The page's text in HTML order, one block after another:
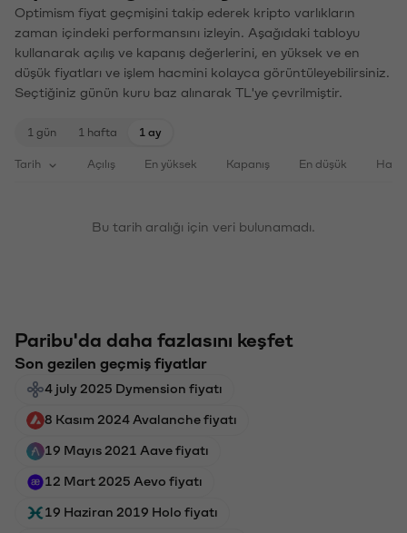
Optimism fiyat geçmişini takip ederek kripto varlıkların
zaman içindeki performansını izleyin. Aşağıdaki tabloyu
kullanarak açılış ve kapanış değerlerini, en yüksek ve en
düşük fiyatları ve işlem hacmini kolayca görüntüleyebilirsiniz.
Seçtiğiniz günün kuru baz alınarak TL'ye çevrilmiştir.
1 gün 1 hafta 1 ay
Tarih Açılış En yüksek Kapanış En düşük
Bu tarih aralığı için veri bulunamadı.
Paribu'da daha fazlasını keşfet
Son gezilen geçmiş fiyatlar
4 july 2025 Dymension fiyatı
8 Kasım 2024 Avalanche fiyatı
19 Mayıs 2021 Aave fiyatı
12 Mart 2025 Aevo fiyatı
19 Haziran 2019 Holo fiyatı